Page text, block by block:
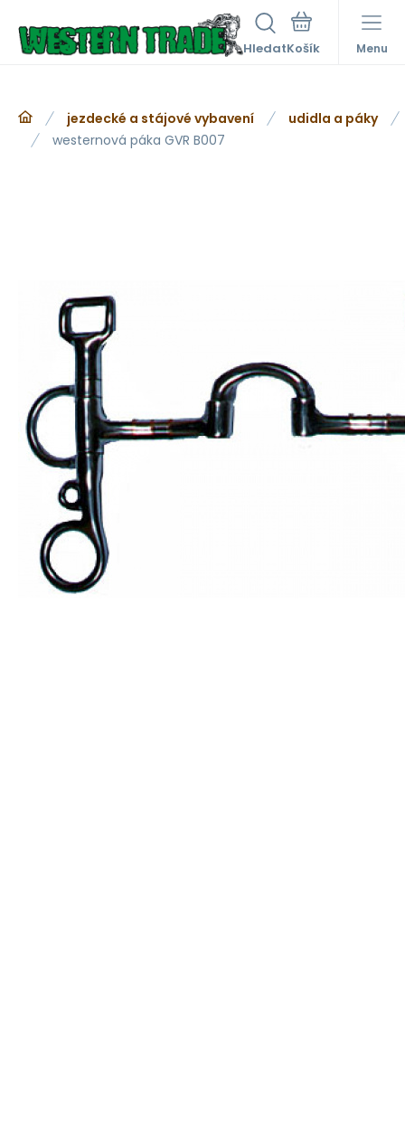
Hledat Menu
jezdecké a stájové vybavení
udidla a páky
westernová páka GVR B007